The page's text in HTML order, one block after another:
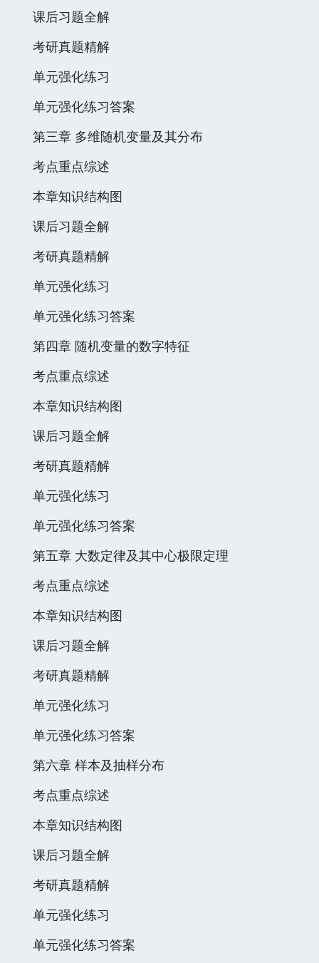
课后习题全解
考研真题精解
单元强化练习
单元强化练习答案
第三章 多维随机变量及其分布
考点重点综述
本章知识结构图
课后习题全解
考研真题精解
单元强化练习
单元强化练习答案
第四章 随机变量的数字特征
考点重点综述
本章知识结构图
课后习题全解
考研真题精解
单元强化练习
单元强化练习答案
第五章 大数定律及其中心极限定理
考点重点综述
本章知识结构图
课后习题全解
考研真题精解
单元强化练习
单元强化练习答案
第六章 样本及抽样分布
考点重点综述
本章知识结构图
课后习题全解
考研真题精解
单元强化练习
单元强化练习答案